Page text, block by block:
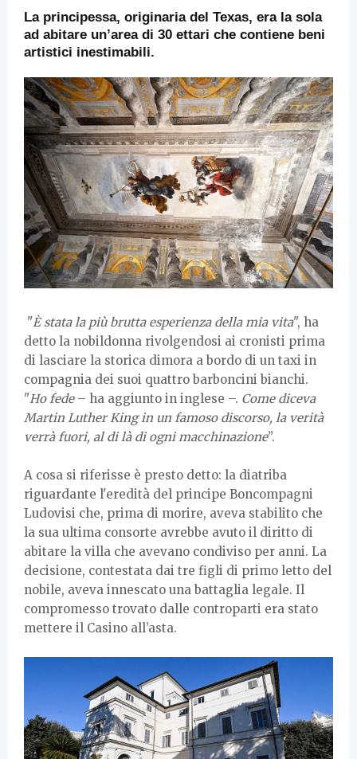
La principessa, originaria del Texas, era la sola
ad abitare un’area di 30 ettari che contiene beni
artistici inestimabili.
"È stata la più brutta esperienza della mia vita", ha
detto la nobildonna rivolgendosi ai cronisti prima
di lasciare la storica dimora a bordo di un taxi in
compagnia dei suoi quattro barboncini bianchi.
"Ho fede– ha aggiunto in inglese –. Come diceva
Martin Luther King in un famoso discorso, la verità
verrà fuori, al di là di ogni macchinazione”.
A cosa si riferisse è presto detto: la diatriba
riguardante l'eredità del principe Boncompagni
Ludovisi che, prima di morire, aveva stabilito che
la sua ultima consorte avrebbe avuto il diritto di
abitare la villa che avevano condiviso per anni. La
decisione, contestata dai tre figli di primo letto del
nobile, aveva innescato una battaglia legale. Il
compromesso trovato dalle controparti era stato
mettere il Casino all’asta.